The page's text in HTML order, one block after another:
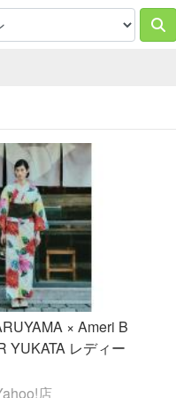
× Ameri B
YUKATA レディー
店